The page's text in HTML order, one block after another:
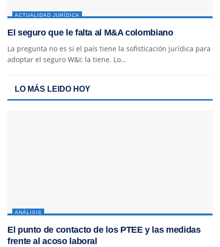
ACTUALIDAD JURÍDICA
El seguro que le falta al M&A colombiano
La pregunta no es si el país tiene la sofisticación jurídica para
adoptar el seguro W&I; la tiene. Lo...
LO MÁS LEIDO HOY
ANÁLISIS
El punto de contacto de los PTEE y las medidas
frente al acoso laboral